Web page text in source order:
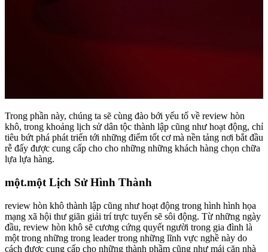
Trong phần này, chúng ta sẽ cùng đào bới yếu tố về review hòn
khô, trong khoảng lịch sử dân tộc thành lập cũng như hoạt động, chỉ
tiêu bứt phá phát triển tới những điểm tốt cơ mà nền tảng nơi bắt đầu
rễ đấy được cung cấp cho cho những những khách hàng chọn chữa
lựa lựa hàng.
một.một Lịch Sử Hình Thành
review hòn khô thành lập cũng như hoạt động trong hình hình họa
mạng xã hội thư giãn giải trí trực tuyến sẽ sôi động. Từ những ngày
đầu, review hòn khô sẽ cương cứng quyết người trong gia đình là
một trong những trong leader trong những lĩnh vực nghề này do
cách được cung cấp cho những thành phầm cũng như mái căn nhà